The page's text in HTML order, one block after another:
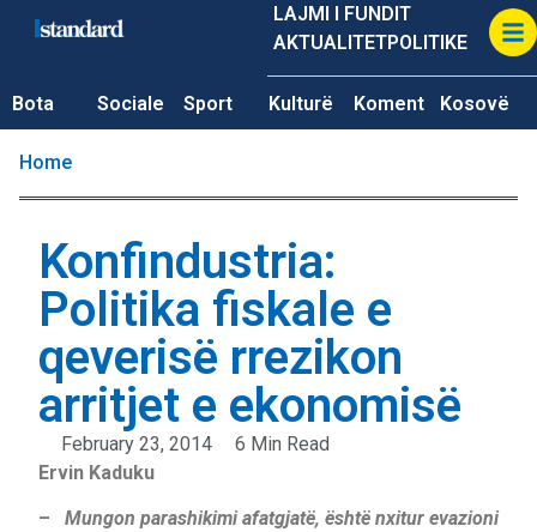
LAJMI I FUNDIT
AKTUALITETPOLITIKE
Bota Sociale Sport Kulturë Koment Kosovë
Home
Konfindustria:
Politika fiskale e
qeverisë rrezikon
arritjet e ekonomisë
February 23, 2014
6 Min Read
Ervin Kaduku
– Mungon parashikimi afatgjatë, është nxitur evazioni